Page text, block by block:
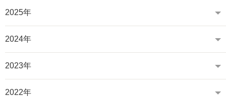
2025年
2024年
2023年
2022年